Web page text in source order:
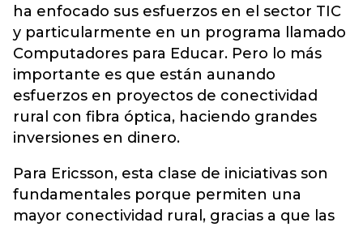
ha enfocado sus esfuerzos en el sector TIC
y particularmente en un programa llamado
Computadores para Educar. Pero lo más
importante es que están aunando
esfuerzos en proyectos de conectividad
rural con fibra óptica, haciendo grandes
inversiones en dinero.
Para Ericsson, esta clase de iniciativas son
fundamentales porque permiten una
mayor conectividad rural, gracias a que las